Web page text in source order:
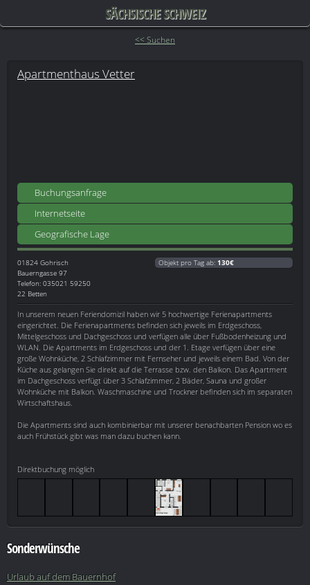
SÄCHSISCHE SCHWEIZ
<< Suchen
Apartmenthaus Vetter
Buchungsanfrage
Internetseite
Geografische Lage
01824 Gohrisch
Bauerngasse 97
Telefon: 035021 59250
22 Betten
Objekt pro Tag ab: 130€
In unserem neuen Feriendomizil haben wir 5 hochwertige Ferienapartments
eingerichtet. Die Ferienapartments befinden sich jeweils im Erdgeschoss,
Mittelgeschoss und Dachgeschoss und verfügen alle über Fußbodenheizung und
WLAN. Die Apartments im Erdgeschoss und der 1. Etage verfügen über eine
große Wohnküche, 2 Schlafzimmer mit Fernseher und jeweils einem Bad. Von der
Küche aus gelangen Sie direkt auf die Terrasse bzw. den Balkon. Das Apartment
im Dachgeschoss verfügt über 3 Schlafzimmer, 2 Bäder, Sauna und großer
Wohnküche mit Balkon. Waschmaschine und Trockner befinden sich im separaten
Wirtschaftshaus.
Die Apartments sind auch kombinierbar mit unserer benachbarten Pension wo es
auch Frühstück gibt was man dazu buchen kann.
Direktbuchung möglich
Sonderwünsche
Urlaub auf dem Bauernhof